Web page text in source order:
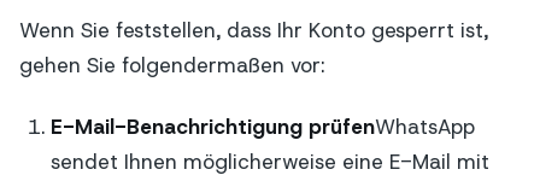
Wenn Sie feststellen, dass Ihr Konto gesperrt ist,
gehen Sie folgendermaßen vor:
E-Mail-Benachrichtigung prüfenWhatsApp
sendet Ihnen möglicherweise eine E-Mail mit